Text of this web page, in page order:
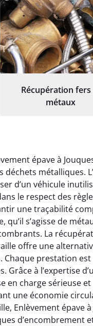
Récupération fers
métaux
épave à
déchets métalliques.
d’un véhicule
le respect des
une traçabilité
s’agisse de
La
offre une
prestation
Grâce à l’expertise
en charge sérieuse
une économie
Enlèvement épave
d’encombrement